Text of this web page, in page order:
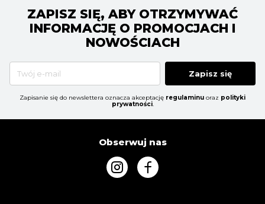
ZAPISZ SIĘ, ABY OTRZYMYWAĆ
INFORMACJĘ O PROMOCJACH I
NOWOŚCIACH
Zapisz się
Zapisanie się do newslettera oznacza akceptację regulaminu oraz polityki
prywatności.
Obserwuj nas